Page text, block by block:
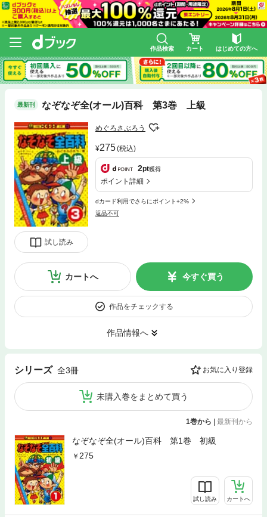
作品検索 カート はじめての方へ
最新刊 なぞなぞ全(オール)百科 第3巻 上級
試し読み
めぐろさぶろう
275(税込)
2pt獲得
ポイント詳細
dカード利用でさらにポイント+2%
返品不可
カートへ 今すぐ買う
作品をチェックする
作品情報へ
シリーズ 全3冊 お気に入り登録
未購入巻をまとめて買う
1巻から | 最新刊から
なぞなぞ全(オール)百科 第1巻 初級
275
試し読み カートへ